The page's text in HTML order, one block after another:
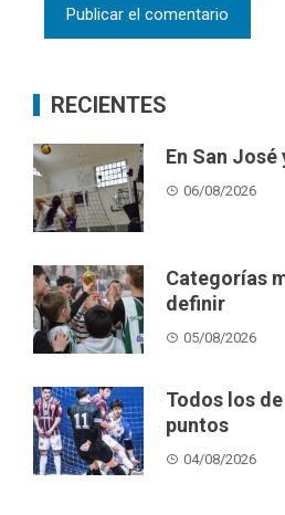
RECIENTES
En San José
06/08/2026
Categorías
definir
05/08/2026
Todos los
puntos
04/08/2026